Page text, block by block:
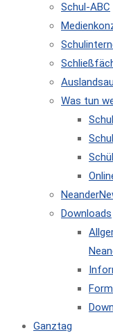
Schul-ABC
Was tun
Downloads
Ganztag